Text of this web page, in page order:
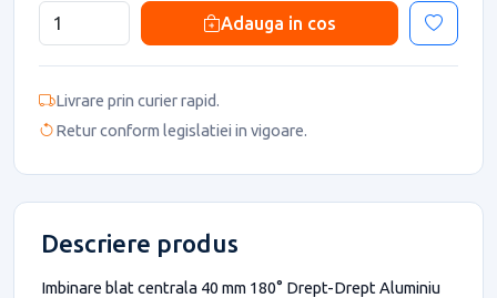
Adauga in cos
Livrare prin curier rapid.
Retur conform legislatiei in vigoare.
Descriere produs
Imbinare blat centrala 40 mm 180° Drept-Drept Aluminiu